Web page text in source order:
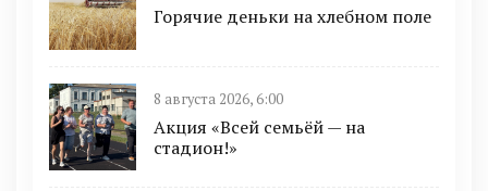
Горячие деньки на хлебном поле
8 августа 2026, 6:00
Акция «Всей семьёй — на
стадион!»